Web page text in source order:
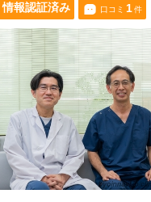
情報認証済み 口コミ 1件